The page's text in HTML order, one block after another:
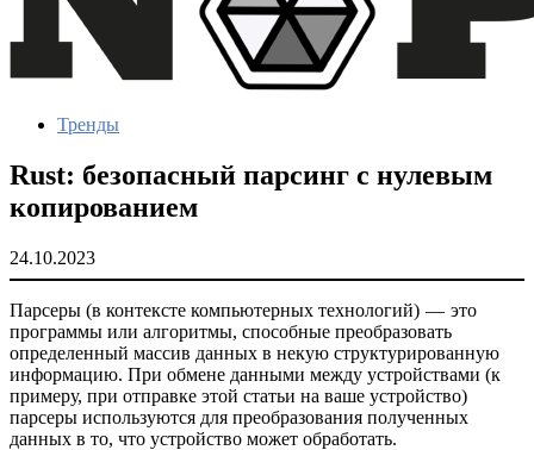
Тренды
Rust: безопасный парсинг с нулевым
копированием
24.10.2023
Парсеры (в контексте компьютерных технологий) — это
программы или алгоритмы, способные преобразовать
определенный массив данных в некую структурированную
информацию. При обмене данными между устройствами (к
примеру, при отправке этой статьи на ваше устройство)
парсеры используются для преобразования полученных
данных в то, что устройство может обработать.